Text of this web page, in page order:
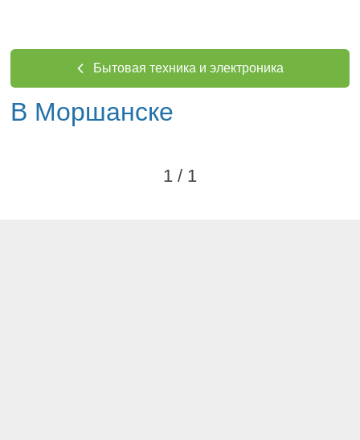
Бытовая техника и электроника
В Моршанске
1 / 1